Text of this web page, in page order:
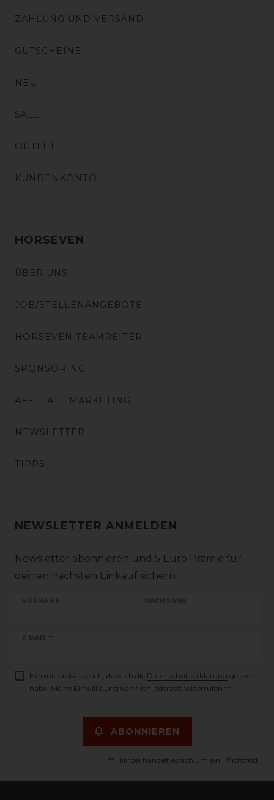
ZAHLUNG UND VERSAND
GUTSCHEINE
NEU
SALE
OUTLET
KUNDENKONTO
HORSEVEN
ÜBER UNS
JOB/STELLENANGEBOTE
HORSEVEN TEAMREITER
SPONSORING
AFFILIATE MARKETING
NEWSLETTER
TIPPS
NEWSLETTER ANMELDEN
Newsletter abonnieren und 5 Euro Prämie für
deinen nächsten Einkauf sichern
VORNAME NACHNAME
E-MAIL **
Newsletter
Hiermit bestätige ich, dass ich die Daten­schutz­erklärung gelesen
habe. Meine Einwilligung kann ich jederzeit widerrufen.**
ABONNIEREN
** Hierbei handelt es sich um ein Pflichtfeld.